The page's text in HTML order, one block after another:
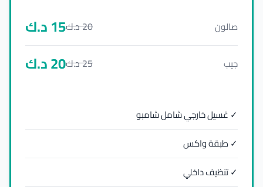
صالون 20د.ك15د.ك
جيب 25د.ك20د.ك
✓ غسيل خارجي شامل شامبو
✓ طبقة واكس
✓ تنظيف داخلي